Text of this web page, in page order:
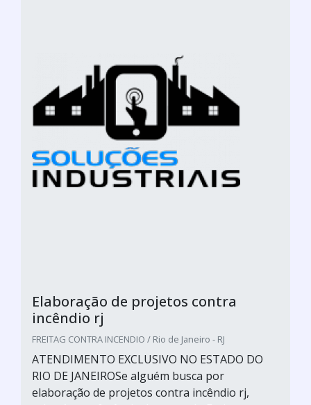
Elaboração de projetos contra
incêndio rj
FREITAG CONTRA INCENDIO / Rio de Janeiro - RJ
ATENDIMENTO EXCLUSIVO NO ESTADO DO
RIO DE JANEIROSe alguém busca por
elaboração de projetos contra incêndio rj,